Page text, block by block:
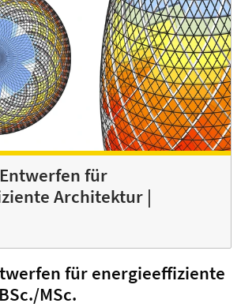
für
Architektur |
für energieeffiziente
MSc.